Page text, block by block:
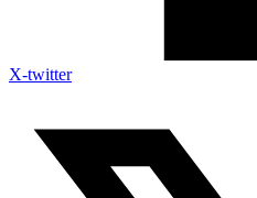
X-twitter